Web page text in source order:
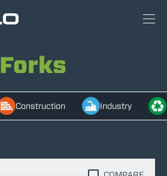
Forks
Construction Industry